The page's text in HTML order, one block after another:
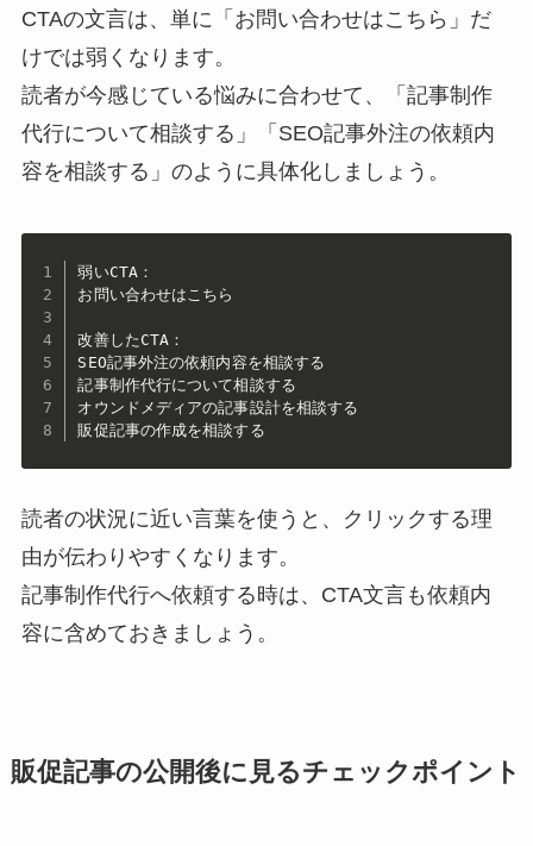
CTAの文言は、単に「お問い合わせはこちら」だ
けでは弱くなります。
読者が今感じている悩みに合わせて、「記事制作
代行について相談する」「SEO記事外注の依頼内
容を相談する」のように具体化しましょう。
弱いCTA：
お問い合わせはこちら
改善したCTA：
SEO記事外注の依頼内容を相談する
記事制作代行について相談する
オウンドメディアの記事設計を相談する
販促記事の作成を相談する
読者の状況に近い言葉を使うと、クリックする理
由が伝わりやすくなります。
記事制作代行へ依頼する時は、CTA文言も依頼内
容に含めておきましょう。
販促記事の公開後に見るチェックポイント